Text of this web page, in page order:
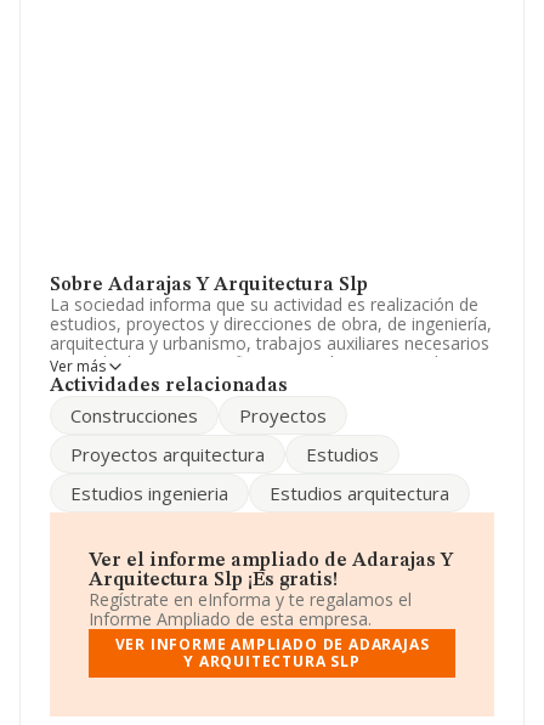
Sobre Adarajas Y Arquitectura Slp
La sociedad informa que su actividad es realización de
estudios, proyectos y direcciones de obra, de ingeniería,
arquitectura y urbanismo, trabajos auxiliares necesarios
toma de datos topograficos y estudios previos, de
viabilidad e impacto ambiental. La empresa es una
técnicos de arquitectura' con código 7111. No realiza
atendiendo a los datos disponibles en INFORMA, ese
número ha estado por encima de la media de sector.
La dirección de correo es
administración@adarajas.com.
La sociedadAdarajas y Arquitectura SLP
B14436224, se encuentra en Calle Musico Ziryab núm.
12 9, (14005), en el municipio de Córdoba, Andalucía.
sobre 20.642 compañías, en el ámbito nacional la
Ver más
Actividades relacionadas
Construcciones
Proyectos
Proyectos arquitectura
Estudios
Estudios ingenieria
Estudios arquitectura
Ver el informe ampliado de Adarajas Y
Arquitectura Slp ¡Es gratis!
Regístrate en eInforma y te regalamos el
Informe Ampliado de esta empresa.
VER INFORME AMPLIADO DE ADARAJAS
Y ARQUITECTURA SLP